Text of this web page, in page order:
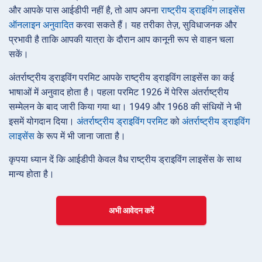
और आपके पास आईडीपी नहीं है, तो आप अपनाराष्ट्रीय ड्राइविंग लाइसेंस
ऑनलाइन अनुवादितकरवा सकते हैं। यह तरीका तेज़, सुविधाजनक और
प्रभावी है ताकि आपकी यात्रा के दौरान आप कानूनी रूप से वाहन चला
सकें।
अंतर्राष्ट्रीय ड्राइविंग परमिट आपके राष्ट्रीय ड्राइविंग लाइसेंस का कई
भाषाओं में अनुवाद होता है। पहला परमिट 1926 में पेरिस अंतर्राष्ट्रीय
सम्मेलन के बाद जारी किया गया था। 1949 और 1968 की संधियों ने भी
इसमें योगदान दिया। अंतर्राष्ट्रीय ड्राइविंग परमिटको अंतर्राष्ट्रीय ड्राइविंग
लाइसेंसके रूप में भी जाना जाता है।
कृपया ध्यान दें कि आईडीपी केवल वैध राष्ट्रीय ड्राइविंग लाइसेंस के साथ
मान्य होता है।
अभी आवेदन करें